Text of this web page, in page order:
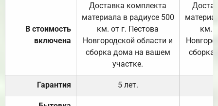
В стоимость
включена
Доставка комплекта
материала в радиусе 500
км. от г. Пестова
Новгородской области и
сборка дома на вашем
участке.
км.
Гарантия 5 лет.